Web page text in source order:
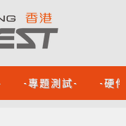
-專題測試- -硬